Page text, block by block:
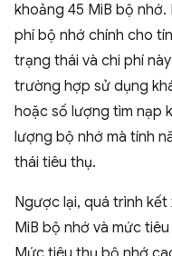
khoảng 45 MiB bộ
phí bộ nhớ chính cho
trạng thái và chi phí
trường hợp sử dụng
hoặc số lượng tìm nạp
lượng bộ nhớ mà tính
thái tiêu thụ.
Ngược lại, quá trình
MiB bộ nhớ và mức